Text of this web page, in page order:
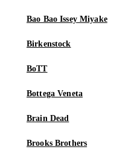
Bao Bao Issey Miyake
Birkenstock
BoTT
Bottega Veneta
Brain Dead
Brooks Brothers